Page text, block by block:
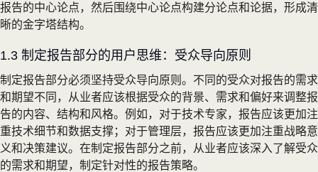
报告的中心论点，然后围绕中心论点构建分论点和论据，形成清
晰的金字塔结构。
1.3 制定报告部分的用户思维：受众导向原则
制定报告部分必须坚持受众导向原则。不同的受众对报告的需求
和期望不同，从业者应该根据受众的背景、需求和偏好来调整报
告的内容、结构和风格。例如，对于技术专家，报告应该更加注
重技术细节和数据支撑；对于管理层，报告应该更加注重战略意
义和决策建议。在制定报告部分之前，从业者应该深入了解受众
的需求和期望，制定针对性的报告策略。